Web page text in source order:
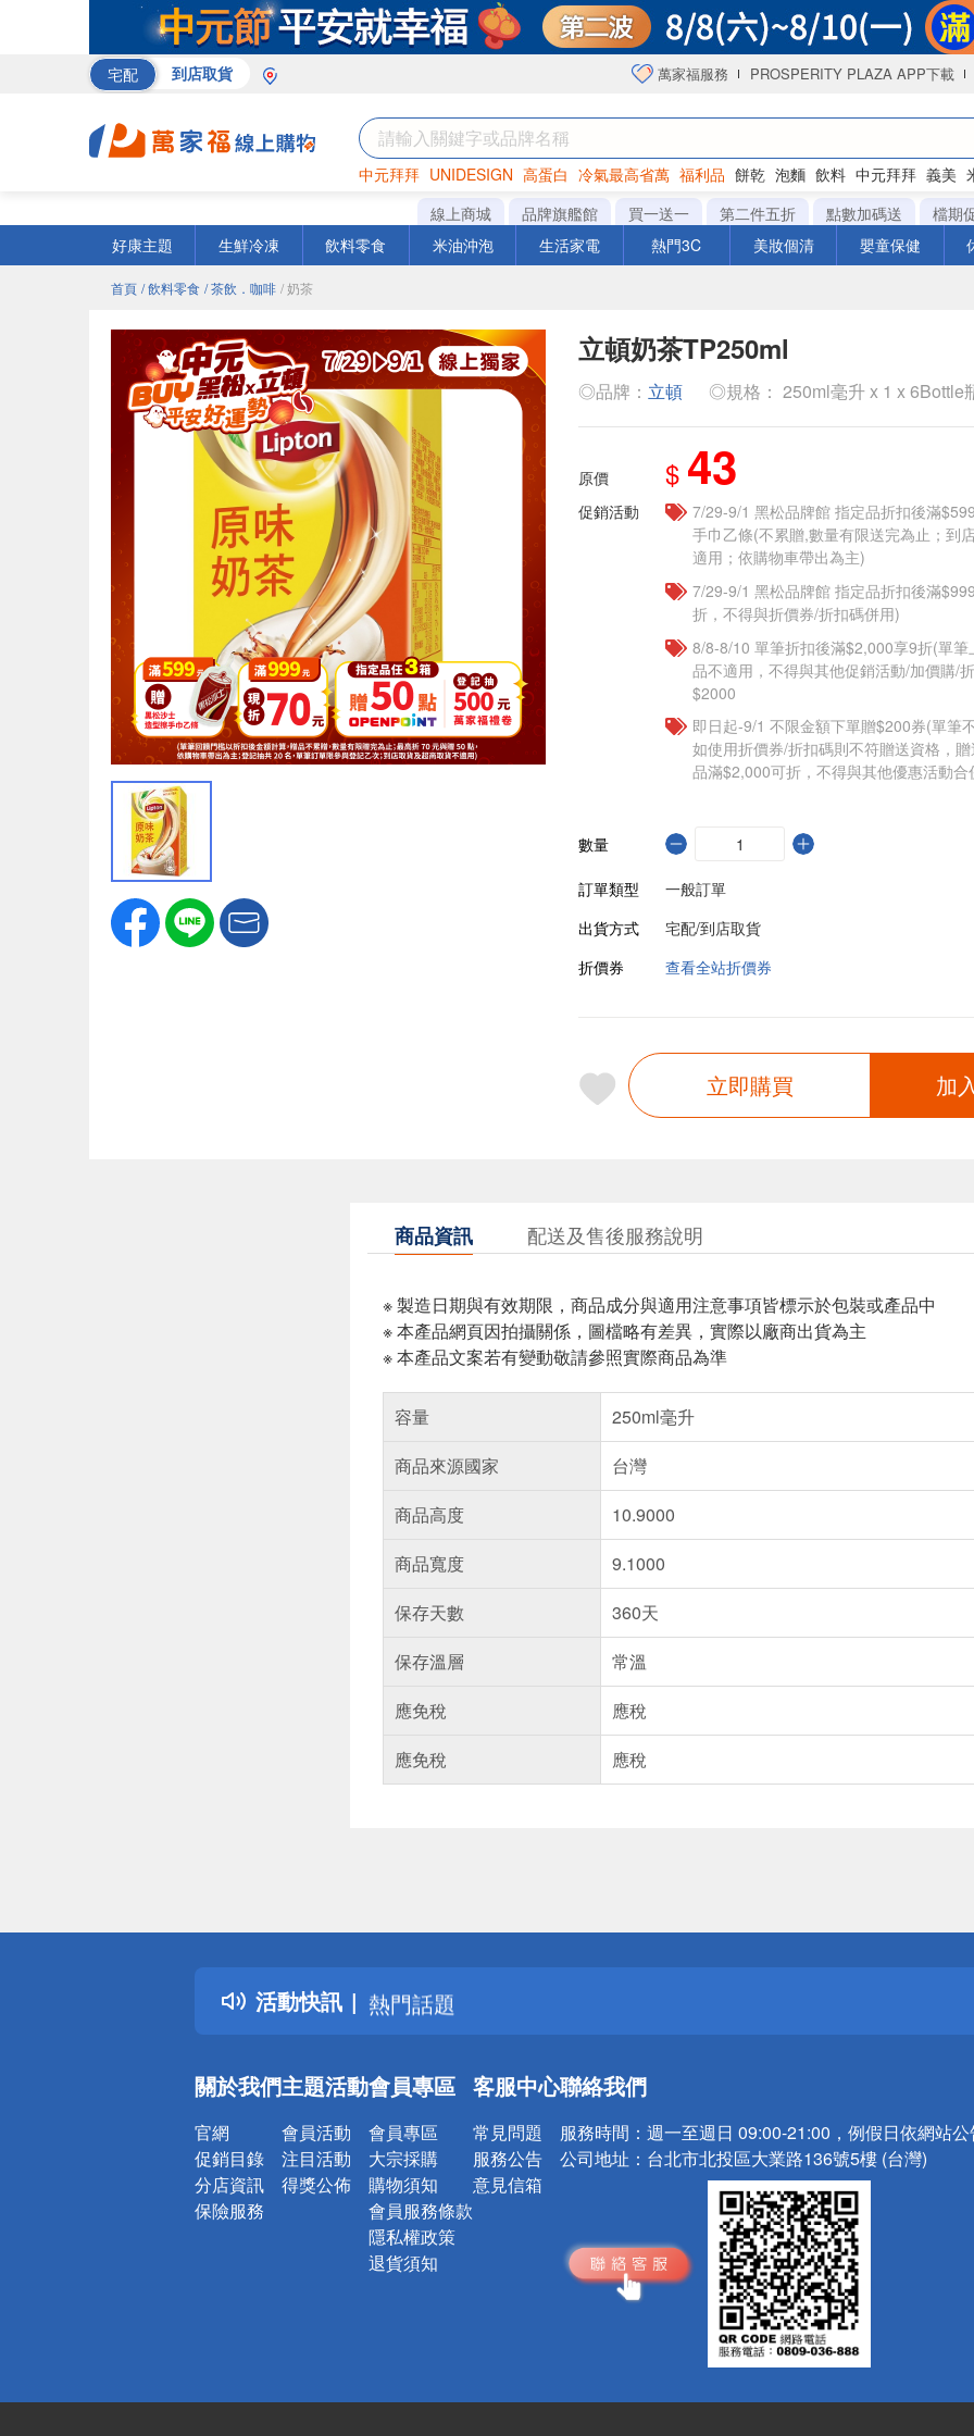
宅配 到店取貨 萬家福服務 PROSPERITY PLAZA APP下載
中元拜拜 UNIDESIGN 高蛋白 冷氣最高省萬 福利品 餅乾 泡麵 飲料 中元拜拜 義美
罐頭 咖啡 海苔
線上商城 品牌旗艦館 買一送一 第二件五折 點數加碼送
檔期
好康主題
生鮮冷凍 飲料零食 米油沖泡 生活家電 熱門3C 美妝個清 嬰童保健
首頁 / 飲料零食 / 茶飲．咖啡 / 奶茶
立頓奶茶TP250ml
◎品牌： 立頓 ◎規格： 250ml毫升 x 1 x 6Bottle
原價 $ 43
促銷活動
7/29-9/1 黑松品牌館 指定品折扣後滿
手巾乙條(不累贈,數量有限送完為止；到
適用；依購物車帶出為主)
7/29-9/1 黑松品牌館 指定品折扣後滿
折，不得與折價券/折扣碼併用)
8/8-8/10 單筆折扣後滿$2,000享9折(單
品不適用，不得與其他促銷活動/加價購/
$2000
即日起-9/1 不限金額下單贈$200券(單筆
如使用折價券/折扣碼則不符贈送資格，
品滿$2,000可折，不得與其他優惠活動合
數量
訂單類型
一般訂單
出貨方式
宅配/到店取貨
折價券
查看全站折價券
立即購買 加
商品資訊 配送及售後服務說明
※ 製造日期與有效期限，商品成分與適用注意事項皆標示於包裝或產品中
※ 本產品網頁因拍攝關係，圖檔略有差異，實際以廠商出貨為主
※ 本產品文案若有變動敬請參照實際商品為準
容量
250ml毫升
商品來源國家
台灣
商品高度
10.9000
商品寬度
9.1000
保存天數
360天
保存溫層
常溫
應免稅
應稅
應免稅
應稅
活動快訊
詐騙網頁！請小心！
得獎公告
熱門話題
銀行優惠
詐騙網頁！請小心！
關於我們
官網
促銷目錄
分店資訊
保險服務
主題活動
會員活動
注目活動
得獎公佈
會員專區
會員專區
大宗採購
購物須知
會員服務條款
隱私權政策
退貨須知
客服中心
常見問題
服務公告
意見信箱
聯絡我們
服務時間： 週一至週日 09:00-21:00，例假日依網站
公司地址： 台北市北投區大業路136號5樓 (台灣)